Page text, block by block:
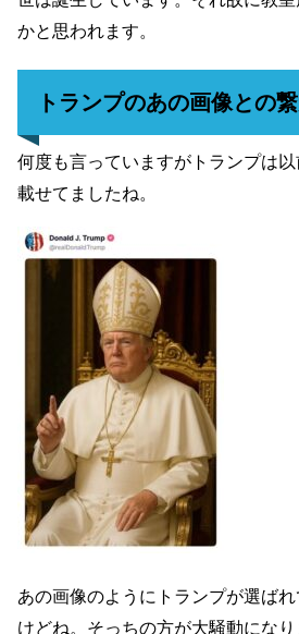
かと思われます。
トランプのあの画像との
何度も言っていますがトランプは
載せてましたね。
あの画像のようにトランプが選ば
けどね。そっちの方が大騒動にな